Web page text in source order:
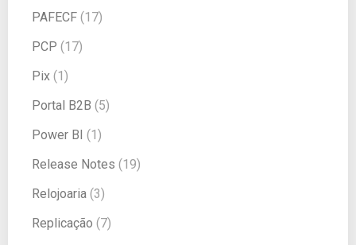
PAFECF (17)
PCP (17)
Pix (1)
Portal B2B (5)
Power BI (1)
Release Notes (19)
Relojoaria (3)
Replicação (7)